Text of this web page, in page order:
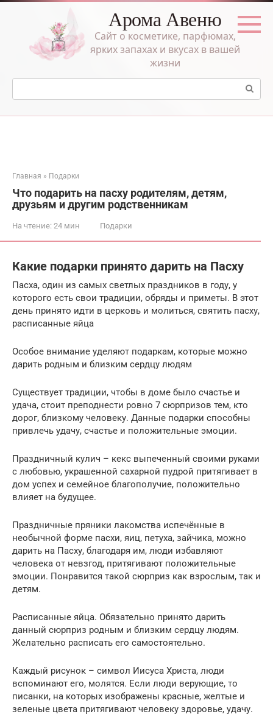
Перейти
Арома Авеню
Сайт о косметике, парфюмах,
ярких запахах и вкусах в вашей
жизни
Поиск:
Главная » Подарки
Что подарить на пасху родителям, детям,
друзьям и другим родственникам
На чтение: 24 мин Подарки
Какие подарки принято дарить на Пасху
Пасха, один из самых светлых праздников в году, у
которого есть свои традиции, обряды и приметы. В этот
день принято идти в церковь и молиться, святить пасху,
расписанные яйца
Особое внимание уделяют подаркам, которые можно
дарить родным и близким сердцу людям
Существует традиции, чтобы в доме было счастье и
удача, стоит преподнести ровно 7 сюрпризов тем, кто
дорог, близкому человеку. Данные подарки способны
привлечь удачу, счастье и положительные эмоции.
Праздничный кулич – кекс выпеченный своими руками
с любовью, украшенной сахарной пудрой притягивает в
дом успех и семейное благополучие, положительно
влияет на будущее.
Праздничные пряники лакомства испечённые в
необычной форме пасхи, яиц, петуха, зайчика, можно
дарить на Пасху, благодаря им, люди избавляют
человека от невзгод, притягивают положительные
эмоции. Понравится такой сюрприз как взрослым, так и
детям.
Расписанные яйца. Обязательно принято дарить
данный сюрприз родным и близким сердцу людям.
Желательно расписать его самостоятельно.
Каждый рисунок – символ Иисуса Христа, люди
вспоминают его, молятся. Если люди верующие, то
писанки, на которых изображены красные, желтые и
зеленые цвета притягивают человеку здоровье, удачу.